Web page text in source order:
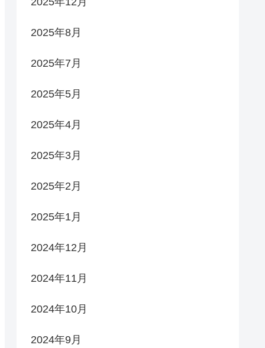
2025年8月
2025年7月
2025年5月
2025年4月
2025年3月
2025年2月
2025年1月
2024年12月
2024年11月
2024年10月
2024年9月